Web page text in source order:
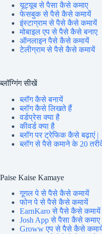
यूट्यूब से पैसा कैसे कमाए
फेसबुक से पैसे कैसे कमायें
इंस्टाग्राम से पैसे कैसे कमायें
मोबाइल एप से पैसे कैसे बनाए
ऑनलाइन पैसे कैसे कमायें
टेलीग्राम से पैसे कैसे कमायें
ब्लॉग्गिंग सीखें
ब्लॉग कैसे बनायें
ब्लॉग कैसे लिखते हैं
वर्डप्रेस क्या है
कीवर्ड क्या है
ब्लॉग पर ट्रेफिक कैसे बढ़ाएं |
ब्लॉग से पैसे कमाने के 20
Paise Kaise Kamaye
गूगल पे से पैसे कैसे कमायें
फोन पे से पैसे कैसे कमायें
EarnKaro से पैसे कैसे कमायें
Josh App से पैसा कैसे कमाए
Groww एप से पैसे कैसे